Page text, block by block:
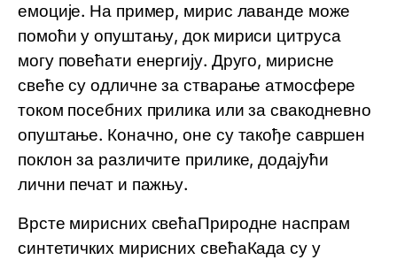
емоције. На пример, мирис лаванде може
помоћи у опуштању, док мириси цитруса
могу повећати енергију. Друго, мирисне
свеће су одличне за стварање атмосфере
током посебних прилика или за свакодневно
опуштање. Коначно, оне су такође савршен
поклон за различите прилике, додајући
лични печат и пажњу.
Врсте мирисних свећаПриродне наспрам
синтетичких мирисних свећаКада су у